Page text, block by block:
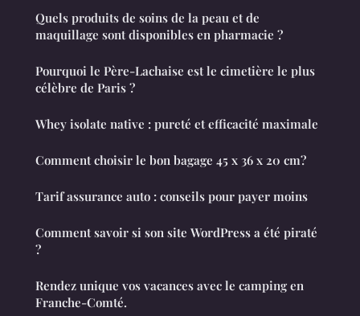
Quels produits de soins de la peau et de
maquillage sont disponibles en pharmacie ?
Pourquoi le Père-Lachaise est le cimetière le plus
célèbre de Paris ?
Whey isolate native : pureté et efficacité maximale
Comment choisir le bon bagage 45 x 36 x 20 cm?
Tarif assurance auto : conseils pour payer moins
Comment savoir si son site WordPress a été piraté
?
Rendez unique vos vacances avec le camping en
Franche-Comté.